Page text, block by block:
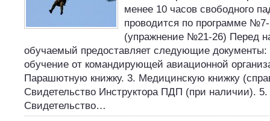
менее 10 часов свободного
проводится по программе
(упражнение №21-26) Перед
обучаемый предоставляет следующие документы:
обучение от командирующей авиационной
Парашютную книжку. 3. Медицинскую книжку
Свидетельство Инструктора ПДП (при наличии). 5.
Свидетельство…